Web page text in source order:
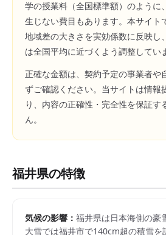
学の授業料（全国標準額）のように
生じない費目もあります。本サイト
地域差の大きさを実効係数に反映し
は全国平均に近づくよう調整してい
正確な金額は、契約予定の事業者や
ずご確認ください。当サイトは情報
り、内容の正確性・完全性を保証す
ん。
福井県の特徴
気候の影響： 福井県は日本海側の豪
大雪では福井市で140cm超の積雪を